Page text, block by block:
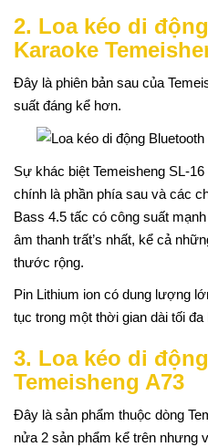
2. Loa kéo di
Karaoke
Đây là phiên bản sau của
suất đáng kể hơn.
Sự khác biệt Temeisheng SL-
chính là phần phía sau và các
Bass 4.5 tấc có công suất
âm thanh trất’s nhất, kể cả
thước rộng.
Pin Lithium ion có dung lượng
tục trong một thời gian dài tối đa
3. Loa kéo di
Temeisheng A73
Đây là sản phẩm thuộc dòng
nửa 2 sản phẩm kể trên nhưng